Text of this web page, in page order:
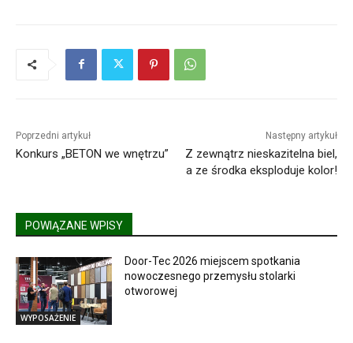
Poprzedni artykuł
Konkurs „BETON we wnętrzu”
Następny artykuł
Z zewnątrz nieskazitelna biel,
a ze środka eksploduje kolor!
POWIĄZANE WPISY
WYPOSAŻENIE
Door-Tec 2026 miejscem spotkania
nowoczesnego przemysłu stolarki
otworowej